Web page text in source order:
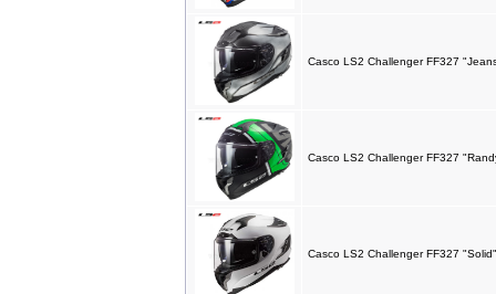
Casco LS2 Challenger FF327
Casco LS2 Challenger FF327
Casco LS2 Challenger FF327